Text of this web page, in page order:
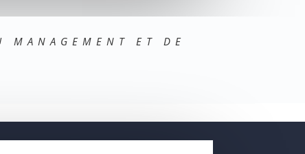
MANAGEMENT ET DE